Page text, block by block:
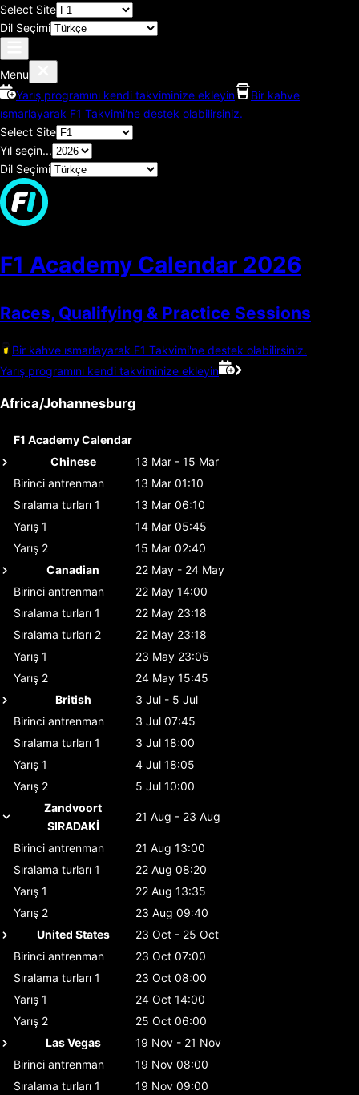
Select Site
Dil Seçimi
Menu
Yarış programını kendi takviminize ekleyin
Bir kahve
ısmarlayarak F1 Takvimi'ne destek olabilirsiniz.
Select Site
Yıl seçin...
Dil Seçimi
F1 Academy Calendar 2026
Races, Qualifying & Practice Sessions
Bir kahve ısmarlayarak F1 Takvimi'ne destek olabilirsiniz.
Yarış programını kendi takviminize ekleyin
Africa/Johannesburg
F1 Academy Calendar
Chinese
13 Mar - 15 Mar
Birinci antrenman
13 Mar 01:10
Sıralama turları 1
13 Mar 06:10
Yarış 1
14 Mar 05:45
Yarış 2
15 Mar 02:40
Canadian
22 May - 24 May
Birinci antrenman
22 May 14:00
Sıralama turları 1
22 May 23:18
Sıralama turları 2
22 May 23:18
Yarış 1
23 May 23:05
Yarış 2
24 May 15:45
British
3 Jul - 5 Jul
Birinci antrenman
3 Jul 07:45
Sıralama turları 1
3 Jul 18:00
Yarış 1
4 Jul 18:05
Yarış 2
5 Jul 10:00
Zandvoort
SIRADAKİ
21 Aug - 23 Aug
Birinci antrenman
21 Aug 13:00
Sıralama turları 1
22 Aug 08:20
Yarış 1
22 Aug 13:35
Yarış 2
23 Aug 09:40
United States
23 Oct - 25 Oct
Birinci antrenman
23 Oct 07:00
Sıralama turları 1
23 Oct 08:00
Yarış 1
24 Oct 14:00
Yarış 2
25 Oct 06:00
Las Vegas
19 Nov - 21 Nov
Birinci antrenman
19 Nov 08:00
Sıralama turları 1
19 Nov 09:00